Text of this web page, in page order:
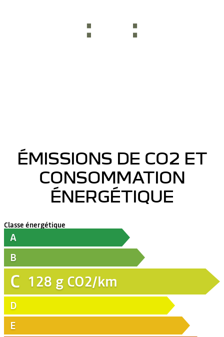
ÉMISSIONS DE CO2 ET
CONSOMMATION
ÉNERGÉTIQUE
Classe énergétique
A
B
C 128 g CO2/km
D
E